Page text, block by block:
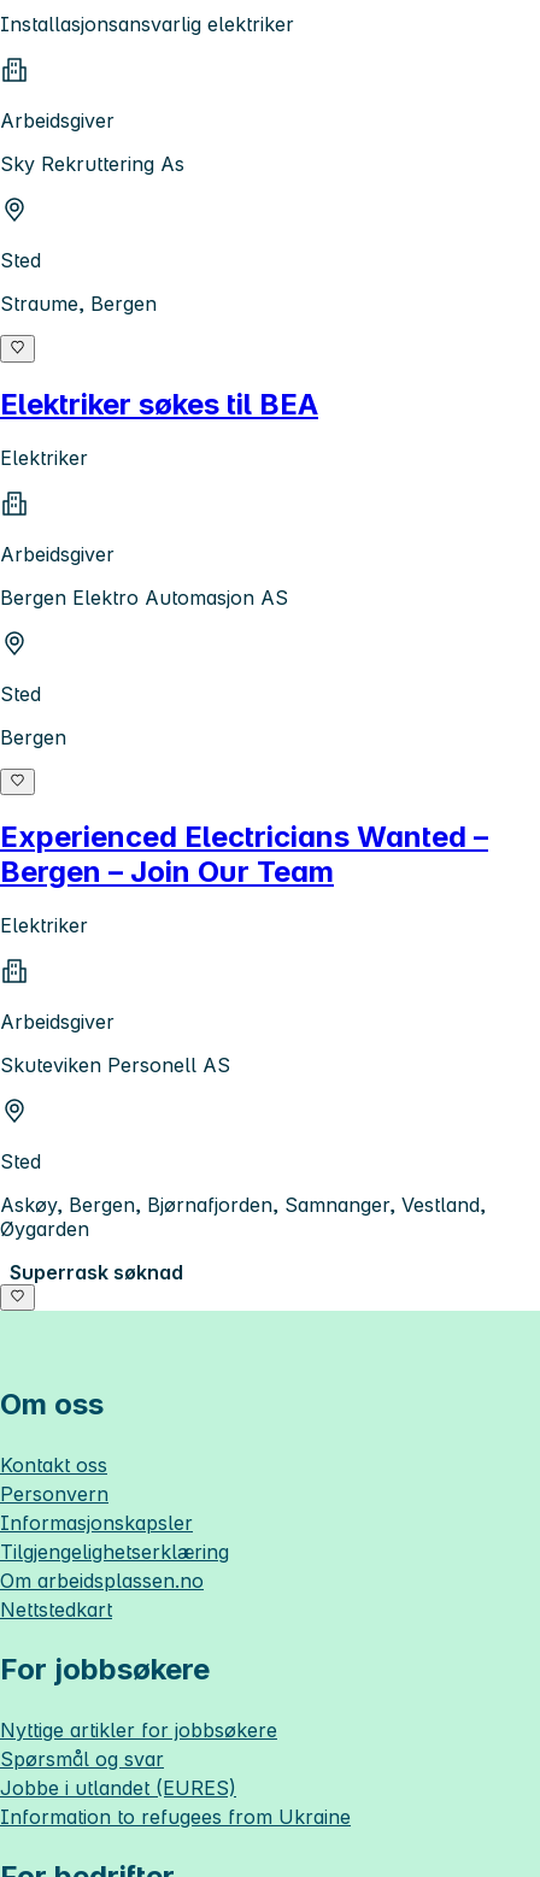
Installasjonsansvarlig elektriker
Arbeidsgiver
Sky Rekruttering As
Sted
Straume, Bergen
Elektriker søkes til BEA
Elektriker
Arbeidsgiver
Bergen Elektro Automasjon AS
Sted
Bergen
Experienced Electricians Wanted –
Bergen – Join Our Team
Elektriker
Arbeidsgiver
Skuteviken Personell AS
Sted
Askøy, Bergen, Bjørnafjorden, Samnanger, Vestland,
Øygarden
Superrask søknad
Om oss
Kontakt oss
Personvern
Informasjonskapsler
Tilgjengelighetserklæring
Om arbeidsplassen.no
Nettstedkart
For jobbsøkere
Nyttige artikler for jobbsøkere
Spørsmål og svar
Jobbe i utlandet (EURES)
Information to refugees from Ukraine